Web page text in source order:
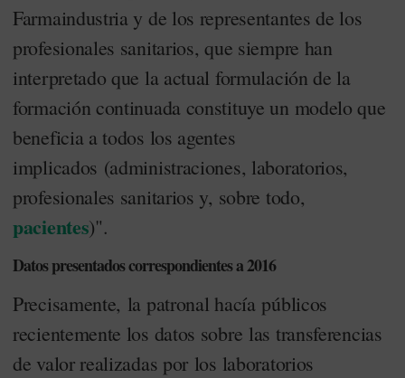
Farmaindustria y de los representantes de los
profesionales sanitarios, que siempre han
interpretado que la actual formulación de la
formación continuada constituye un modelo que
beneficia a todos los agentes
implicados (administraciones, laboratorios,
profesionales sanitarios y, sobre todo,
pacientes)".
Datos presentados correspondientes a 2016
Precisamente, la patronal hacía públicos
recientemente los datos sobre las transferencias
de valor realizadas por los laboratorios